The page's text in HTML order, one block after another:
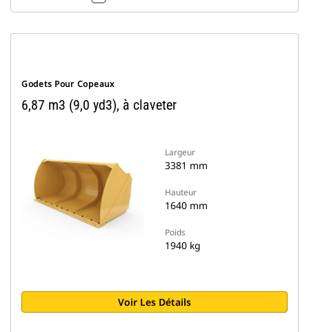
Godets Pour Copeaux
6,87 m3 (9,0 yd3), à claveter
Largeur
3381 mm
Hauteur
1640 mm
Poids
1940 kg
Voir Les Détails